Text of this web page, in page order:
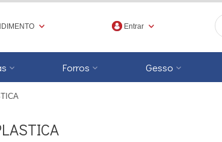
3623-1777
4836231777
Entrar
Forros Gesso